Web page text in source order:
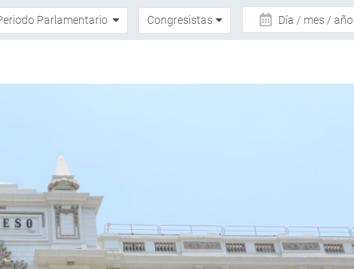
Día / mes / año